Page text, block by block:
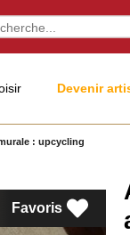
Devenir
: upcycling
Favoris